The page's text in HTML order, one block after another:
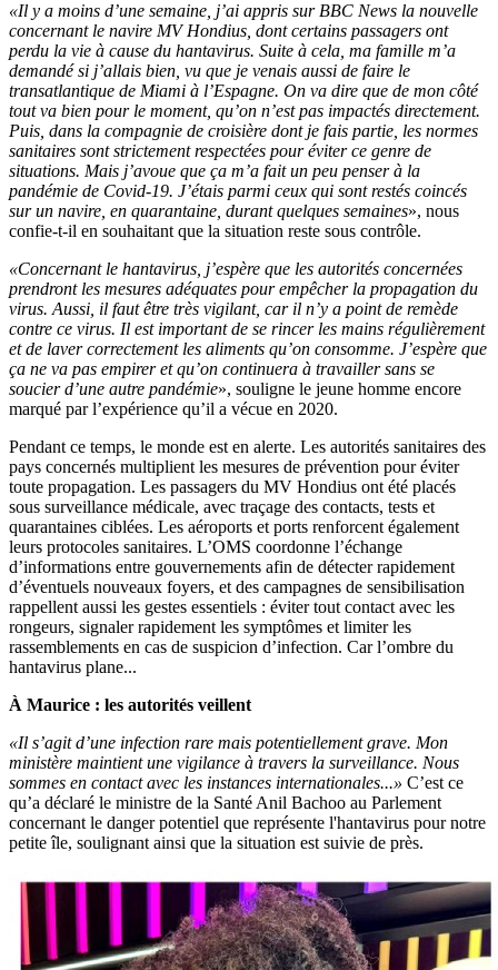
«Il y a moins d’une semaine, j’ai appris sur BBC News la nouvelle
concernant le navire MV Hondius, dont certains passagers ont
perdu la vie à cause du hantavirus. Suite à cela, ma famille m’a
demandé si j’allais bien, vu que je venais aussi de faire le
transatlantique de Miami à l’Espagne. On va dire que de mon côté
tout va bien pour le moment, qu’on n’est pas impactés directement.
Puis, dans la compagnie de croisière dont je fais partie, les normes
sanitaires sont strictement respectées pour éviter ce genre de
situations. Mais j’avoue que ça m’a fait un peu penser à la
pandémie de Covid-19. J’étais parmi ceux qui sont restés coincés
sur un navire, en quarantaine, durant quelques semaines», nous
confie-t-il en souhaitant que la situation reste sous contrôle.
«Concernant le hantavirus, j’espère que les autorités concernées
prendront les mesures adéquates pour empêcher la propagation du
virus. Aussi, il faut être très vigilant, car il n’y a point de remède
contre ce virus. Il est important de se rincer les mains régulièrement
et de laver correctement les aliments qu’on consomme. J’espère que
ça ne va pas empirer et qu’on continuera à travailler sans se
soucier d’une autre pandémie», souligne le jeune homme encore
marqué par l’expérience qu’il a vécue en 2020.
Pendant ce temps, le monde est en alerte. Les autorités sanitaires des
pays concernés multiplient les mesures de prévention pour éviter
toute propagation. Les passagers du MV Hondius ont été placés
sous surveillance médicale, avec traçage des contacts, tests et
quarantaines ciblées. Les aéroports et ports renforcent également
leurs protocoles sanitaires. L’OMS coordonne l’échange
d’informations entre gouvernements afin de détecter rapidement
d’éventuels nouveaux foyers, et des campagnes de sensibilisation
rappellent aussi les gestes essentiels : éviter tout contact avec les
rongeurs, signaler rapidement les symptômes et limiter les
rassemblements en cas de suspicion d’infection. Car l’ombre du
hantavirus plane...
À Maurice : les autorités veillent
«Il s’agit d’une infection rare mais potentiellement grave. Mon
ministère maintient une vigilance à travers la surveillance. Nous
sommes en contact avec les instances internationales...» C’est ce
qu’a déclaré le ministre de la Santé Anil Bachoo au Parlement
concernant le danger potentiel que représente l'hantavirus pour notre
petite île, soulignant ainsi que la situation est suivie de près.